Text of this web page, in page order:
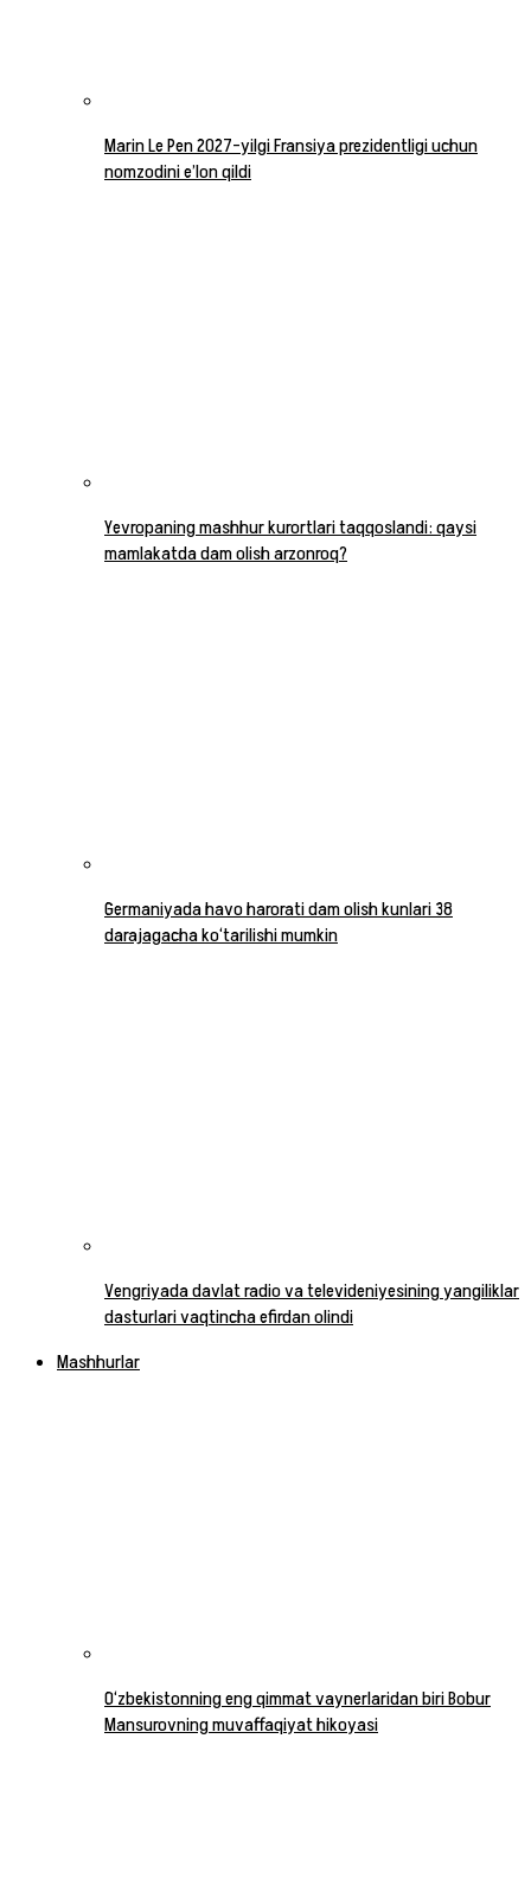
Marin Le Pen 2027-yilgi Fransiya prezidentligi uchun
nomzodini e’lon qildi
Yevropaning mashhur kurortlari taqqoslandi: qaysi
mamlakatda dam olish arzonroq?
Germaniyada havo harorati dam olish kunlari 38
darajagacha ko‘tarilishi mumkin
Vengriyada davlat radio va televideniyesining yangiliklar
dasturlari vaqtincha efirdan olindi
Mashhurlar
O‘zbekistonning eng qimmat vaynerlaridan biri Bobur
Mansurovning muvaffaqiyat hikoyasi